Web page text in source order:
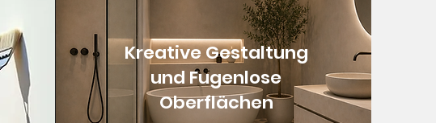
Kreative Gestaltung
und Fugenlose
Oberflächen